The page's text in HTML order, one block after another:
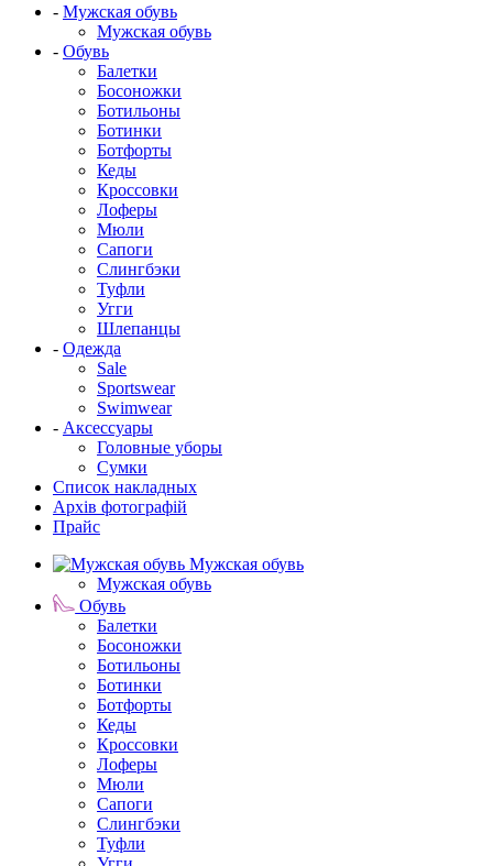
- Мужская обувь
Мужская обувь
- Обувь
Балетки
Босоножки
Ботильоны
Ботинки
Ботфорты
Кеды
Кроссовки
Лоферы
Мюли
Сапоги
Слингбэки
Туфли
Угги
Шлепанцы
- Одежда
Sale
Sportswear
Swimwear
- Аксессуары
Головные уборы
Сумки
Список накладных
Архів фотографій
Прайс
Мужская обувь
Мужская обувь
Обувь
Балетки
Босоножки
Ботильоны
Ботинки
Ботфорты
Кеды
Кроссовки
Лоферы
Мюли
Сапоги
Слингбэки
Туфли